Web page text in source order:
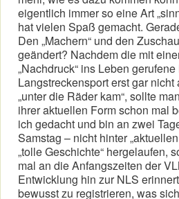
eigentlich immer so eine Art
hat vielen Spaß gemacht.
Den „Machern“ und den
geändert? Nachdem die mit
„Nachdruck“ ins Leben
Langstreckensport erst gar nicht
„unter die Räder kam“, sollte
ihrer aktuellen Form schon mal
ich gedacht und bin an zwei
Samstag – nicht hinter
„tolle Geschichte“ hergelaufen,
mal an die Anfangszeiten der
Entwicklung hin zur NLS
bewusst zu registrieren, was